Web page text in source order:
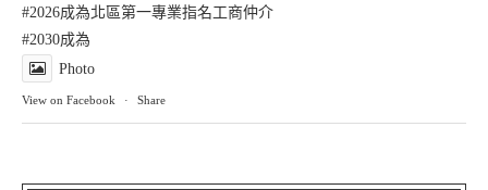
#2026成為北區第一專業指名工商仲介
#2030成為
Photo
View on Facebook · Share